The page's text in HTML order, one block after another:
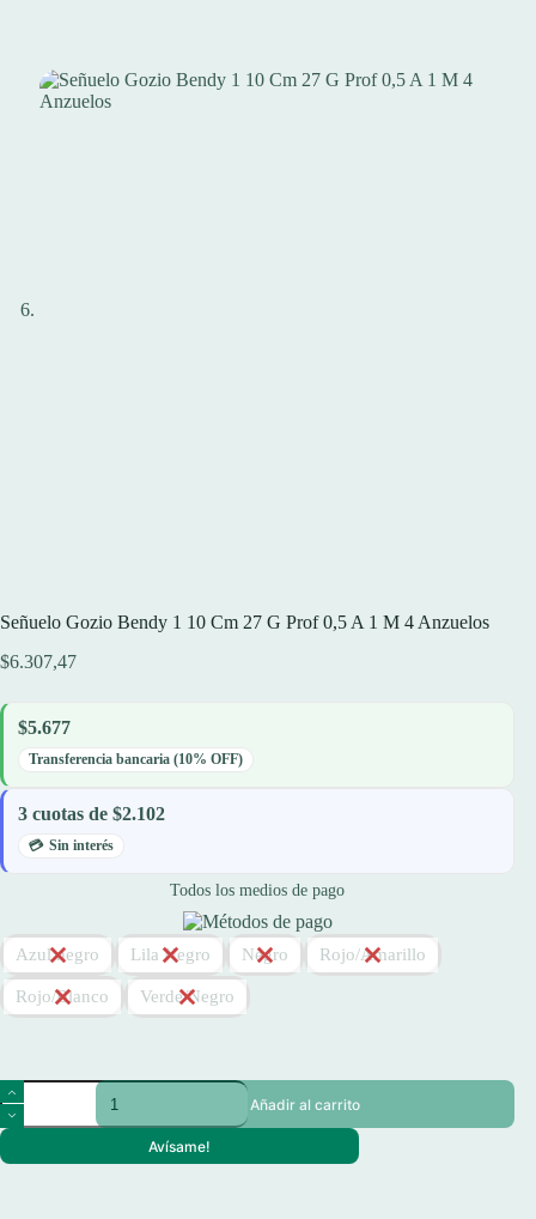
Señuelo Gozio Bendy 1 10 Cm 27 G Prof 0,5 A 1 M 4 Anzuelos
$6.307,47
$5.677
Transferencia bancaria (10% OFF)
3 cuotas de $2.102
Sin interés
Todos los medios de pago
Azul negro Lila Negro Negro Rojo/Amarillo
Rojo/Blanco Verde/Negro
Señuelo
Gozio
Bendy
10
Añadir al carrito
Avísame!